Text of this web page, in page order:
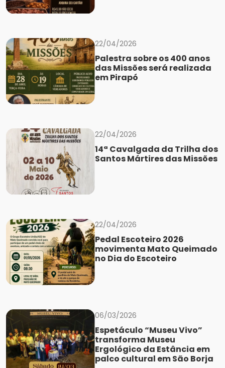
22/04/2026
Palestra sobre os 400 anos
das Missões será realizada
em Pirapó
22/04/2026
14ª Cavalgada da Trilha dos
Santos Mártires das Missões
22/04/2026
Pedal Escoteiro 2026
movimenta Mato Queimado
no Dia do Escoteiro
06/03/2026
Espetáculo “Museu Vivo”
transforma Museu
Ergológico da Estância em
palco cultural em São Borja